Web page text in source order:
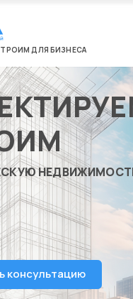
ДЛЯ БИЗНЕСА
консультацию